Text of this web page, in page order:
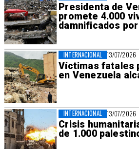
Presidenta de
promete 4.000
damnificados
13/07/2026
Víctimas fatales
en Venezuela
INTERNACIONAL
13/07/2026
Crisis
de 1.000
INTERNACIONAL